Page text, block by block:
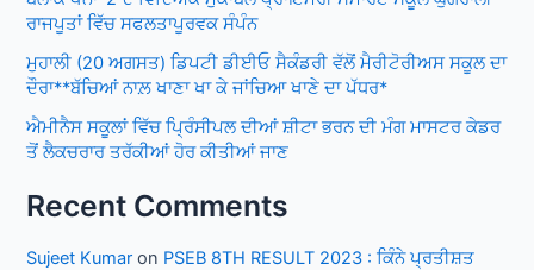
ਰਾਜਪੂਤਾਂ ਵਿੱਚ ਸਫਲਤਾਪੂਰਵਕ ਸੰਪੰਨ
ਮੁਹਾਲੀ (20 ਅਗਸਤ) ਡਿਪਟੀ ਡੀਈਓ ਸੈਕੰਡਰੀ ਵੱਲੋਂ ਮੈਰੀਟੋਰੀਅਸ ਸਕੂਲ ਦਾ
ਦੌਰਾ**ਬੱਚਿਆਂ ਨਾਲ਼ ਖਾਣਾ ਖਾ ਕੇ ਜਾਂਚਿਆ ਖਾਣੇ ਦਾ ਪੱਧਰ*
ਐਮੀਨੈਸ ਸਕੂਲਾਂ ਵਿੱਚ ਪ੍ਰਿੰਸੀਪਲ ਦੀਆਂ ਸ਼ੀਟਾ ਭਰਨ ਦੀ ਮੰਗ ਮਾਸਟਰ ਕੇਡਰ
ਤੋਂ ਲੈਕਚਰਾਰ ਤਰੱਕੀਆਂ ਹੋਰ ਕੀਤੀਆਂ ਜਾਣ
Recent Comments
Sujeet Kumar on PSEB 8TH RESULT 2023 : ਕਿੰਨੇ ਪ੍ਰਤੀਸ਼ਤ